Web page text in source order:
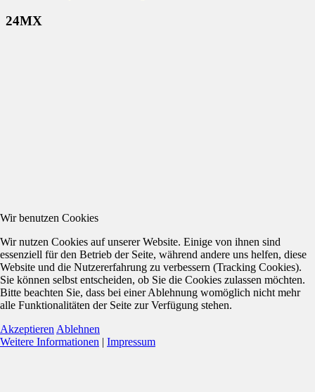
24MX
Wir benutzen Cookies
Wir nutzen Cookies auf unserer Website. Einige von ihnen sind
essenziell für den Betrieb der Seite, während andere uns helfen, diese
Website und die Nutzererfahrung zu verbessern (Tracking Cookies).
Sie können selbst entscheiden, ob Sie die Cookies zulassen möchten.
Bitte beachten Sie, dass bei einer Ablehnung womöglich nicht mehr
alle Funktionalitäten der Seite zur Verfügung stehen.
Akzeptieren Ablehnen
Weitere Informationen | Impressum